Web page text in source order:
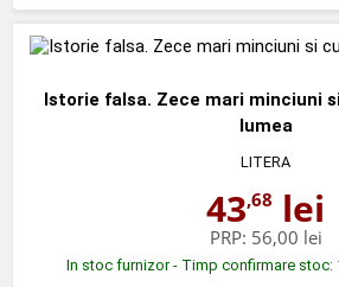
Istorie falsa. Zece mari minciuni
lumea
LITERA
43,68 lei
PRP: 56,00 lei
In stoc furnizor - Timp confirmare stoc: